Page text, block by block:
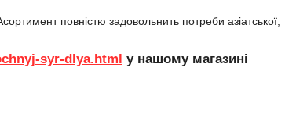
повністю задовольнить потреби азіатської,
syr-dlya.html у нашому магазині